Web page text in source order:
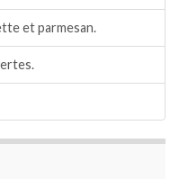
et parmesan.